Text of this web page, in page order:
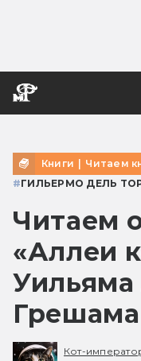
Книги | Читаем
#ГИЛЬЕРМО ДЕЛЬ
Читаем
«Аллеи
Грешама
Кот-